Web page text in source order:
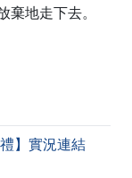
地走下去。
】實況連結